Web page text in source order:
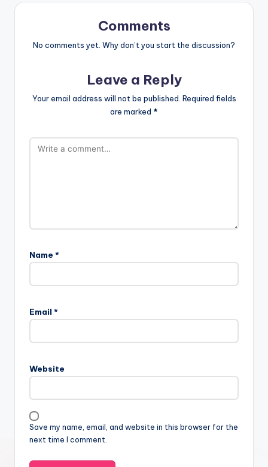
Comments
No comments yet. Why don’t you start the discussion?
Leave a Reply
Your email address will not be published. Required fields
are marked *
Name *
Email *
Website
Save my name, email, and website in this browser for the
next time I comment.